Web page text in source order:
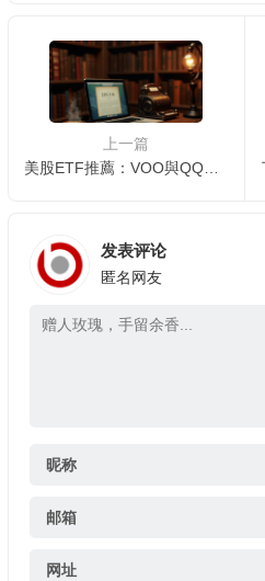
上一篇
美股ETF推薦：VOO與QQQ，哪個更適合長期投資？
发表评论
匿名网友
昵称
邮箱
网址